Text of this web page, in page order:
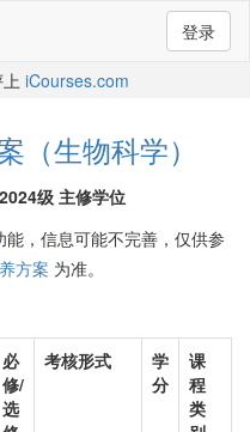
登录
iCourses.com
（生物科学）
级 主修学位
，信息可能不完善，仅供参
方案 为准。
必
修/
选
考核形式
学
分
课
程
类